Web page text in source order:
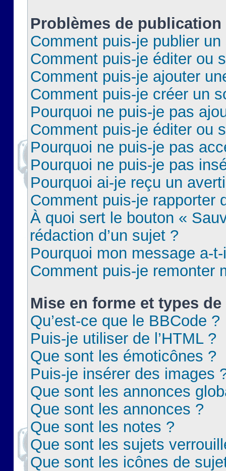
Problèmes de publication
Comment puis-je publier
Comment puis-je éditer ou
Comment puis-je ajouter
Comment puis-je créer un
Pourquoi ne puis-je pas
Comment puis-je éditer ou
Pourquoi ne puis-je pas
Pourquoi ne puis-je pas
Pourquoi ai-je reçu un
Comment puis-je rapporter
À quoi sert le bouton «
rédaction d’un sujet ?
Pourquoi mon message a-
Comment puis-je remonter
Mise en forme et types
Qu’est-ce que le BBCode ?
Puis-je utiliser de l’HTML ?
Que sont les émoticônes ?
Puis-je insérer des images
Que sont les annonces
Que sont les annonces ?
Que sont les notes ?
Que sont les sujets
Que sont les icônes de